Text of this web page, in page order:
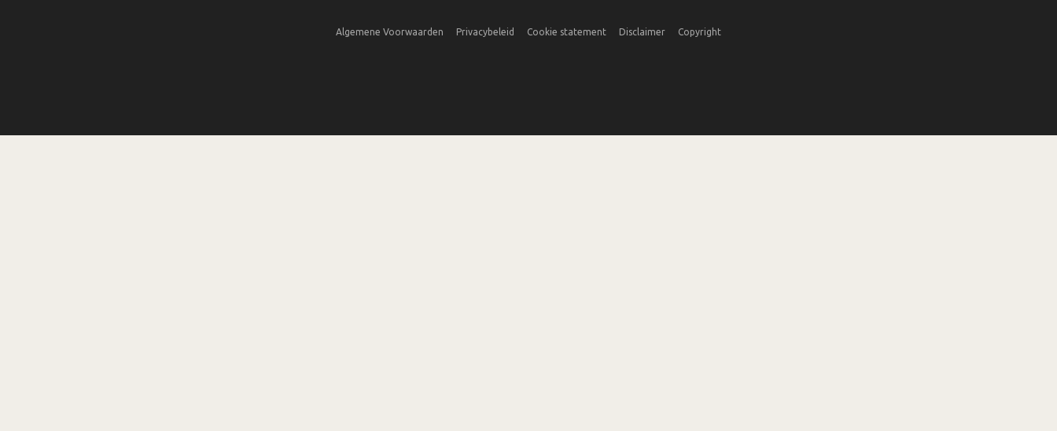
Algemene Voorwaarden Privacybeleid Cookie statement Disclaimer Copyright